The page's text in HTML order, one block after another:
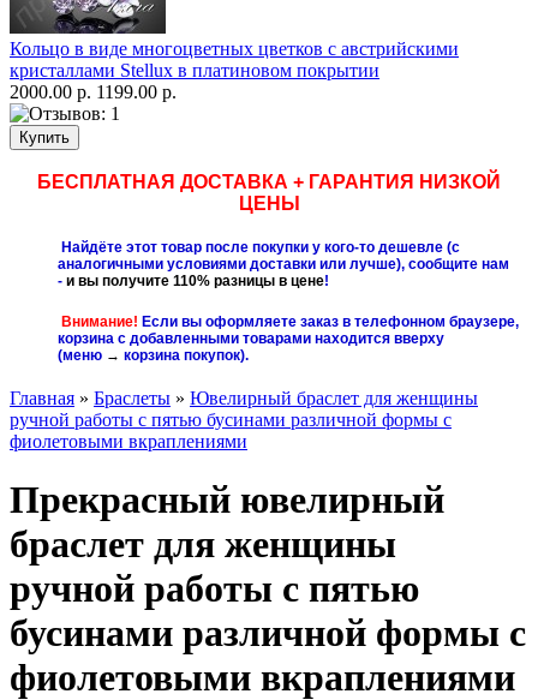
Кольцо в виде многоцветных цветков с австрийскими
кристаллами Stellux в платиновом покрытии
2000.00 р. 1199.00 р.
БЕСПЛАТНАЯ ДОСТАВКА + ГАРАНТИЯ НИЗКОЙ
ЦЕНЫ
Найдёте этот товар после покупки у кого-то дешевле (с
аналогичными условиями доставки или лучше), сообщите нам
- и вы получите 110% разницы в цене!
Внимание! Если вы оформляете заказ в телефонном браузере,
корзина с добавленными товарами находится вверху
(меню → корзина покупок).
Главная » Браслеты » Ювелирный браслет для женщины
ручной работы с пятью бусинами различной формы с
фиолетовыми вкраплениями
Прекрасный ювелирный
браслет для женщины
ручной работы с пятью
бусинами различной формы с
фиолетовыми вкраплениями